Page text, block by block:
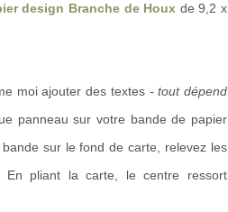
design Branche de Houx de 9,2 x
moi ajouter des textes- tout dépend
panneau sur votre bande de papier
sur le fond de carte, relevez les
En pliant la carte, le centre ressort